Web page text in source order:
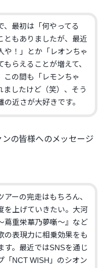
、最初は「何やってる
ともありましたが、最近
や！」とか「レオンちゃ
らえることが増えて、
この間も「レモンちゃ
ましたけど（笑）、そう
の近さが大好きです。
の皆様へのメッセージ
ーの完走はもちろん、
を上げていきたい。大河
蔦重栄華乃夢噺〜』など
の表現力に相乗効果をも
。 最近ではSNSを通じ
「NCT WISH」のシオン